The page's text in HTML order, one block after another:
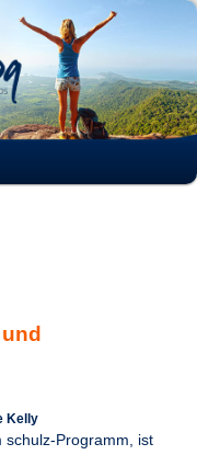
Kelly
schulz-Programm, ist